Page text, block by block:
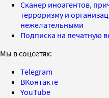
Сканер иноагентов,
терроризму и
нежелательными
Подписка на печатную
Мы в соцсетях:
Telegram
ВКонтакте
YouTube